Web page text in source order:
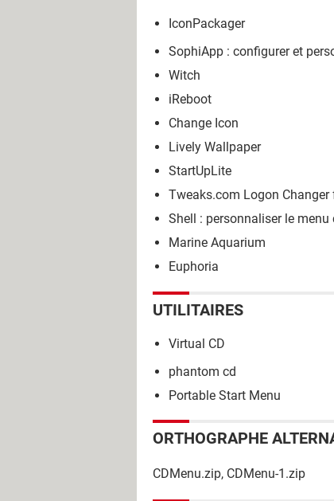
IconPackager
SophiApp : configurer et
Witch
iReboot
Change Icon
Lively Wallpaper
StartUpLite
Tweaks.com Logon
Shell : personnaliser le
Marine Aquarium
Euphoria
UTILITAIRES
Virtual CD
phantom cd
Portable Start Menu
ORTHOGRAPHE
CDMenu.zip, CDMenu-1.zip